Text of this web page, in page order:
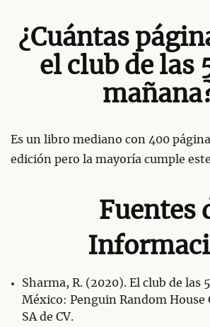
¿Cuántas
el club de las
Es un libro mediano con 400
edición pero la mayoría cumple
Fuentes
Sharma, R. (2020). El club de las
México: Penguin Random House
SA de CV.